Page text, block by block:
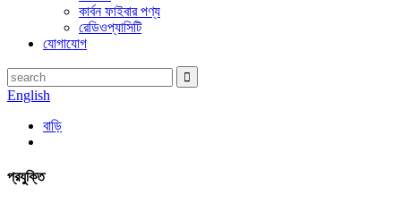
কার্বন ফাইবার পণ্য
রেডিওপ্যাসিটি
যোগাযোগ
English
বাড়ি
প্রযুক্তি